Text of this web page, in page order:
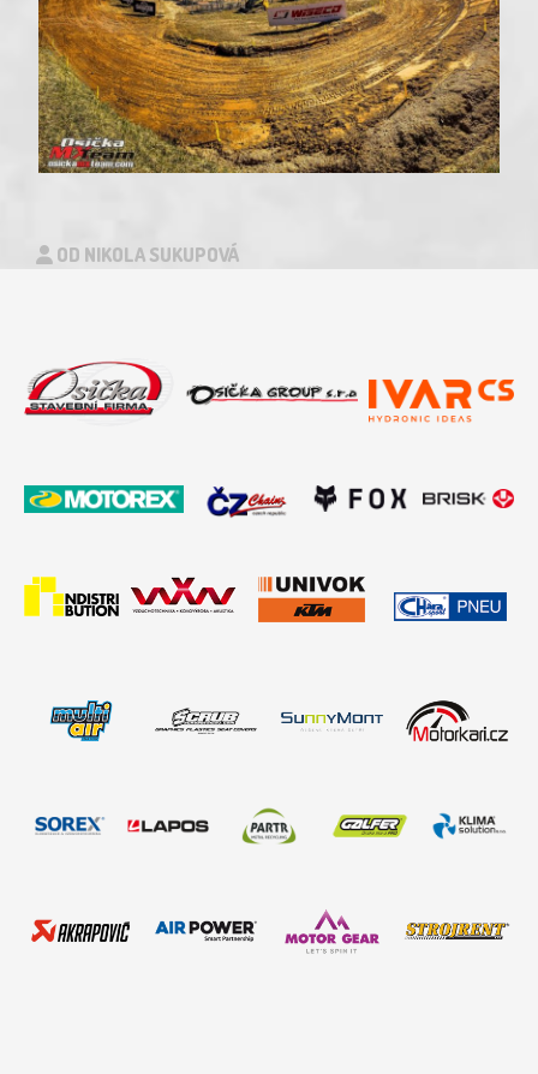
OD NIKOLA SUKUPOVÁ